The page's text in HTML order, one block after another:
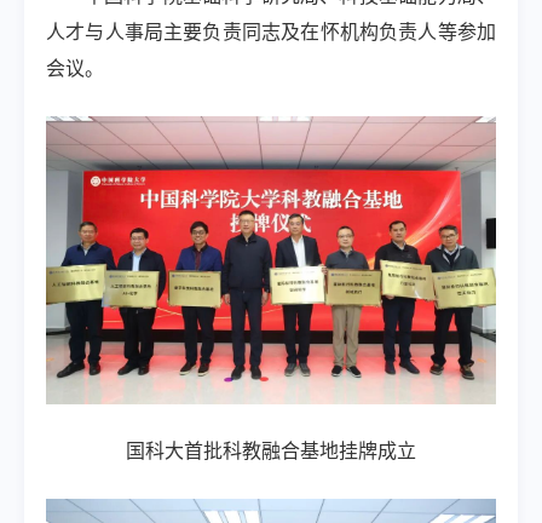
人才与人事局主要负责同志及在怀机构负责人等参加
会议。
国科大首批科教融合基地挂牌成立